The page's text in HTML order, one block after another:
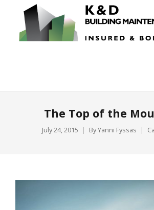
The Top of the
July 24, 2015 ByYanni Fyssas